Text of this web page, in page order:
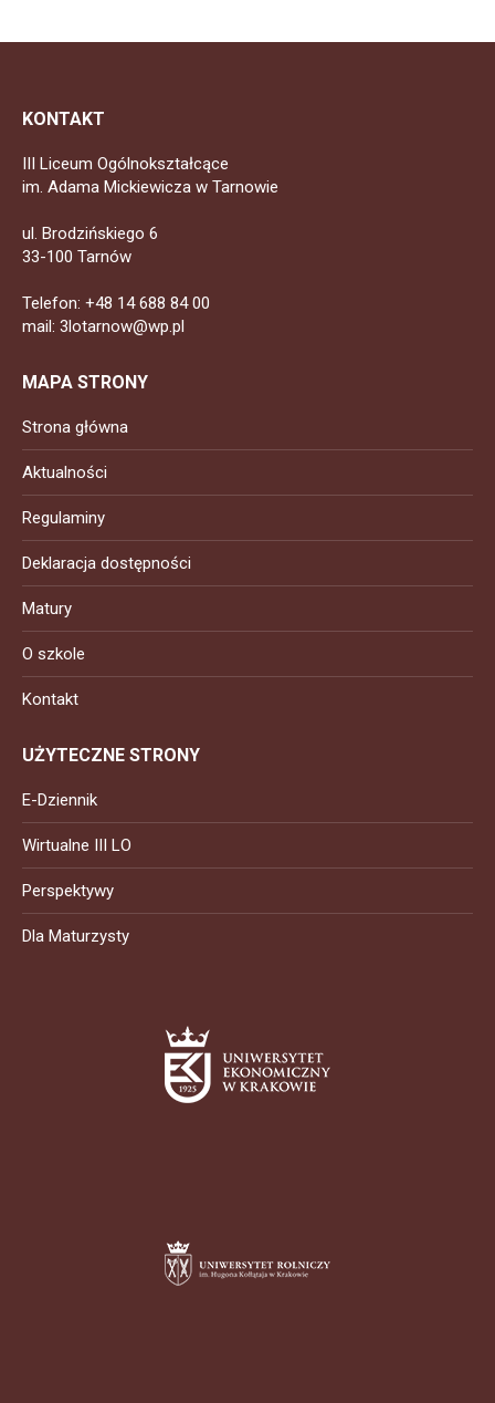
KONTAKT
III Liceum Ogólnokształcące
im. Adama Mickiewicza w Tarnowie
ul. Brodzińskiego 6
33-100 Tarnów
Telefon: +48 14 688 84 00
mail: 3lotarnow@wp.pl
MAPA STRONY
Strona główna
Aktualności
Regulaminy
Deklaracja dostępności
Matury
O szkole
Kontakt
UŻYTECZNE STRONY
E-Dziennik
Wirtualne III LO
Perspektywy
Dla Maturzysty